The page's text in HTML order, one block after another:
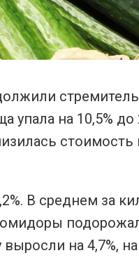
упала на 10,5%
стоимость
В среднем за
на 4,7%,